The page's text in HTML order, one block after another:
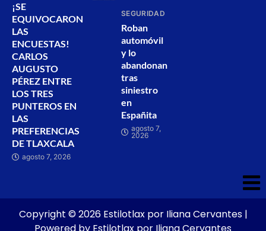
¡SE
EQUIVOCARON
LAS
ENCUESTAS!
CARLOS
AUGUSTO
PÉREZ ENTRE
LOS TRES
PUNTEROS EN
LAS
PREFERENCIAS
DE TLAXCALA
agosto 7, 2026
SEGURIDAD
Roban
automóvil
y lo
abandonan
tras
siniestro
en
Españita
agosto 7,
2026
Copyright © 2026 Estilotlax por Iliana Cervantes |